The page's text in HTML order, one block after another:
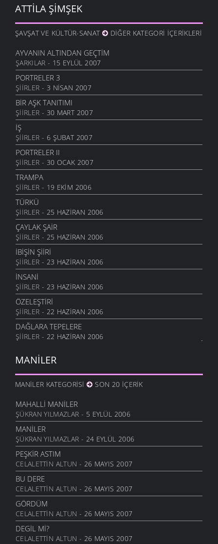
ATTILA ŞIMŞEK
ŞAVŞAT VE KÜLTÜR-SANAT DIĞER KATEGORI İÇERIKLERI
AYVANIN ALTINDAN GEÇTIM
ŞARKILAR - 15 EYLÜL 2007
PORTRELER 3
ŞIIRLER - 3 NISAN 2007
BIR AŞK TANITIMI
ŞIIRLER - 30 MART 2007
IŞ
ŞIIRLER - 6 ŞUBAT 2007
PORTRELER II
ŞIIRLER - 30 OCAK 2007
TRAMPA
ŞIIRLER - 19 EKIM 2006
TÜRKÜ
ŞIIRLER - 25 HAZIRAN 2006
ÇAYLAK ŞAİR
ŞIIRLER - 25 HAZIRAN 2006
İBİŞİN ŞİİRİ
ŞIIRLER - 23 HAZIRAN 2006
İNSANİ
ŞIIRLER - 23 HAZIRAN 2006
ÖZELEŞTİRİ
ŞIIRLER - 22 HAZIRAN 2006
DAĞLARA TEPELERE
ŞIIRLER - 22 HAZIRAN 2006
MANILER
MANILER KATEGORISI SON 20 İÇERIK
MAHALLI MANILER
ŞÜKRAN YILMAZLAR - 5 EYLÜL 2006
MANILER
ŞÜKRAN YILMAZLAR - 24 EYLÜL 2006
PEŞKIR ASTIM
CELALETTIN ALTUN - 26 MAYIS 2007
BU DERE
CELALETTIN ALTUN - 26 MAYIS 2007
GÖRDÜM
CELALETTIN ALTUN - 26 MAYIS 2007
DEGIL MI?
CELALETTIN ALTUN - 26 MAYIS 2007